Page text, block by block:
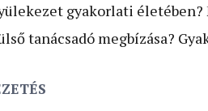
gyakorlati
tanácsadó megbízása?